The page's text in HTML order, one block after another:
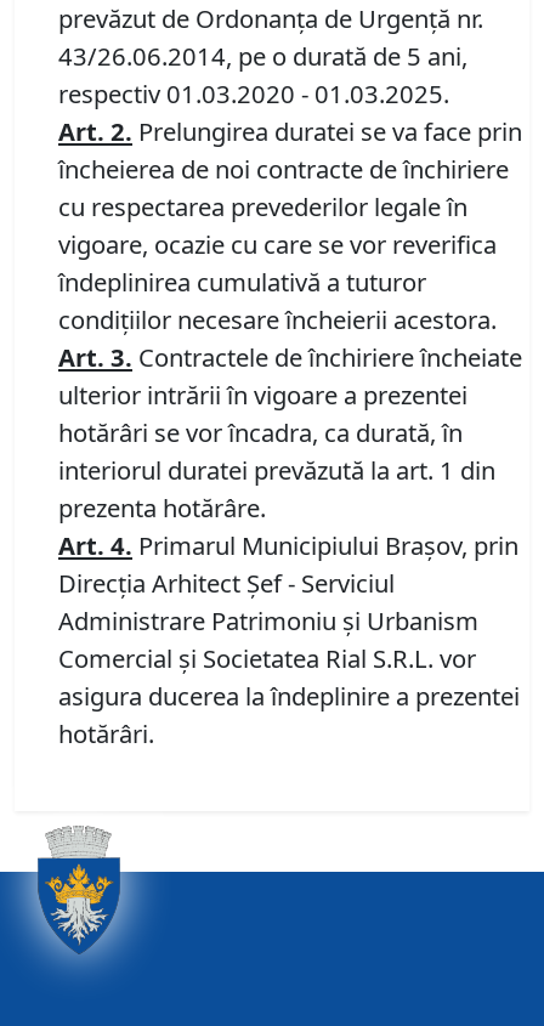
prevăzut de Ordonanța de Urgență nr.
43/26.06.2014, pe o durată de 5 ani,
respectiv 01.03.2020 - 01.03.2025.
Art. 2. Prelungirea duratei se va face prin
încheierea de noi contracte de închiriere
cu respectarea prevederilor legale în
vigoare, ocazie cu care se vor reverifica
îndeplinirea cumulativă a tuturor
condițiilor necesare încheierii acestora.
Art. 3. Contractele de închiriere încheiate
ulterior intrării în vigoare a prezentei
hotărâri se vor încadra, ca durată, în
interiorul duratei prevăzută la art. 1 din
prezenta hotărâre.
Art. 4. Primarul Municipiului Braşov, prin
Direcția Arhitect Șef - Serviciul
Administrare Patrimoniu și Urbanism
Comercial și Societatea Rial S.R.L. vor
asigura ducerea la îndeplinire a prezentei
hotărâri.